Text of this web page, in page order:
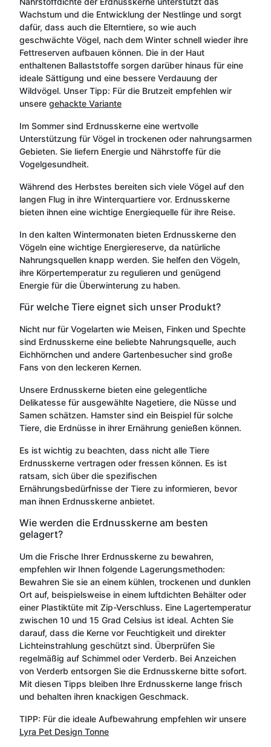
Wachstum und die Entwicklung der Nestlinge und sorgt
dafür, dass auch die Elterntiere, so wie auch
geschwächte Vögel, nach dem Winter schnell wieder ihre
Fettreserven aufbauen können. Die in der Haut
enthaltenen Ballaststoffe sorgen darüber hinaus für eine
ideale Sättigung und eine bessere Verdauung der
Wildvögel. Unser Tipp: Für die Brutzeit empfehlen wir
unsere gehackte Variante
Im Sommer sind Erdnusskerne eine wertvolle
Unterstützung für Vögel in trockenen oder nahrungsarmen
Gebieten. Sie liefern Energie und Nährstoffe für die
Vogelgesundheit.
Während des Herbstes bereiten sich viele Vögel auf den
langen Flug in ihre Winterquartiere vor. Erdnusskerne
bieten ihnen eine wichtige Energiequelle für ihre Reise.
In den kalten Wintermonaten bieten Erdnusskerne den
Vögeln eine wichtige Energiereserve, da natürliche
Nahrungsquellen knapp werden. Sie helfen den Vögeln,
ihre Körpertemperatur zu regulieren und genügend
Energie für die Überwinterung zu haben.
Für welche Tiere eignet sich unser Produkt?
Nicht nur für Vogelarten wie Meisen, Finken und Spechte
sind Erdnusskerne eine beliebte Nahrungsquelle, auch
Eichhörnchen und andere Gartenbesucher sind große
Fans von den leckeren Kernen.
Unsere Erdnusskerne bieten eine gelegentliche
Delikatesse für ausgewählte Nagetiere, die Nüsse und
Samen schätzen. Hamster sind ein Beispiel für solche
Tiere, die Erdnüsse in ihrer Ernährung genießen können.
Es ist wichtig zu beachten, dass nicht alle Tiere
Erdnusskerne vertragen oder fressen können. Es ist
ratsam, sich über die spezifischen
Ernährungsbedürfnisse der Tiere zu informieren, bevor
man ihnen Erdnusskerne anbietet.
Wie werden die Erdnusskerne am besten
gelagert?
Um die Frische Ihrer Erdnusskerne zu bewahren,
empfehlen wir Ihnen folgende Lagerungsmethoden:
Bewahren Sie sie an einem kühlen, trockenen und dunklen
Ort auf, beispielsweise in einem luftdichten Behälter oder
einer Plastiktüte mit Zip-Verschluss. Eine Lagertemperatur
zwischen 10 und 15 Grad Celsius ist ideal. Achten Sie
darauf, dass die Kerne vor Feuchtigkeit und direkter
Lichteinstrahlung geschützt sind. Überprüfen Sie
regelmäßig auf Schimmel oder Verderb. Bei Anzeichen
von Verderb entsorgen Sie die Erdnusskerne bitte sofort.
Mit diesen Tipps bleiben Ihre Erdnusskerne lange frisch
und behalten ihren knackigen Geschmack.
TIPP: Für die ideale Aufbewahrung empfehlen wir unsere
Lyra Pet Design Tonne